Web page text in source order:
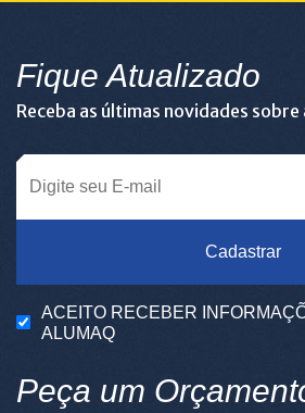
Fique Atualizado
Receba as últimas novidades sobre
Cadastrar
ACEITO RECEBER
ALUMAQ
Peça um